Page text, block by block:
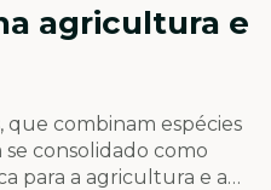
agricultura e
que combinam espécies
consolidado como
para a agricultura e a